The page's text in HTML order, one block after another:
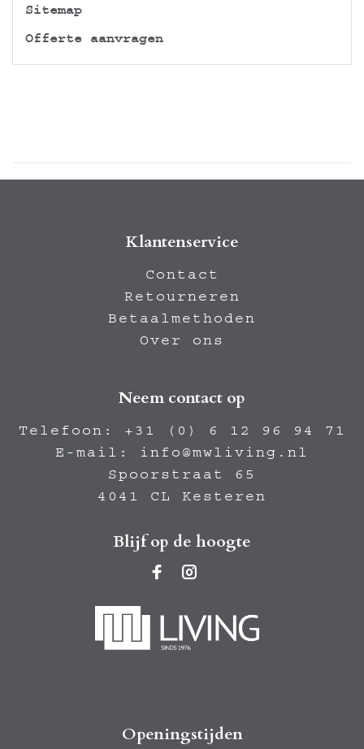
Sitemap
Offerte aanvragen
Klantenservice
Contact
Retourneren
Betaalmethoden
Over ons
Neem contact op
Telefoon: +31 (0) 6 12 96 94 71
E-mail: info@mwliving.nl
Spoorstraat 65
4041 CL Kesteren
Blijf op de hoogte
Openingstijden